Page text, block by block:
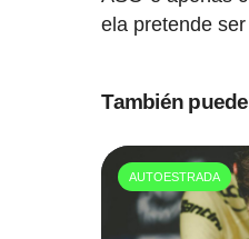
ela pretende
También
AUTOESTRADA